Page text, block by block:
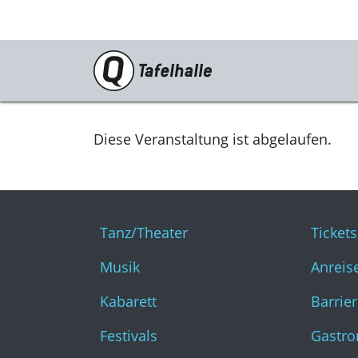
PROGRAMM
Tanz/Theater
Festivals
Für Euch!
Diese Veranstaltung ist abgelaufen.
Tanz/Theater
Musik
Kabarett
Festivals